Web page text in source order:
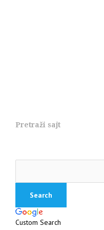
Pretraži sajt
Custom Search